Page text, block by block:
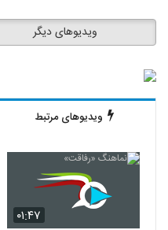
ویدیوهای دیگر
ویدیوهای مرتبط
۰۱:۴۷